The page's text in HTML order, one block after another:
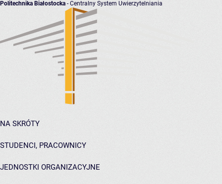
Politechnika Białostocka - Centralny System Uwierzytelniania
NA SKRÓTY
STUDENCI, PRACOWNICY
JEDNOSTKI ORGANIZACYJNE